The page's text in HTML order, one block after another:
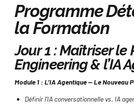
Programme
la Formation
Jour 1 : Maîtriser le
Engineering & l’IA
Module 1 : L’IA Agentique — Le Nouveau
Définir l’IA conversationnelle vs. IA